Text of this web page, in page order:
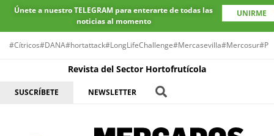
Únete a nuestro TELEGRAM para enterarte de todas las
noticias al momento
UNIRME
#Cítricos#DANA#hortattack#LongLifeChallenge#Mercasevilla#Mercosur
Revista del Sector Hortofrutícola
SUSCRÍBETE NEWSLETTER